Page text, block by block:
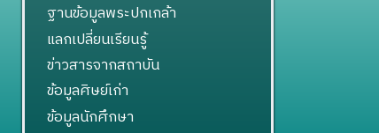
ฐานข้อมูลพระปกเกล้า
แลกเปลี่ยนเรียนรู้
ข่าวสารจากสถาบัน
ข้อมูลศิษย์เก่า
ข้อมูลนักศึกษา